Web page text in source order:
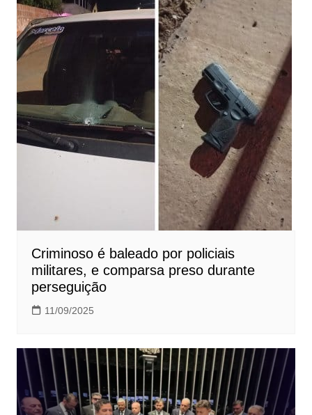
Criminoso é baleado por policiais
militares, e comparsa preso durante
perseguição
11/09/2025